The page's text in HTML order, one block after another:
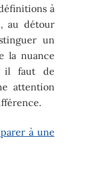
à
au détour
un
la nuance
il faut de
attention
à une